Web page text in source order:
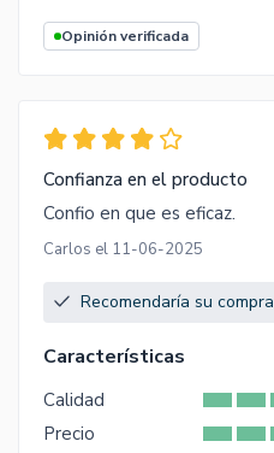
Opinión verificada
Confianza en el producto
Confio en que es eficaz.
Carlos el 11-06-2025
Recomendaría su compra
Características
Calidad
Precio